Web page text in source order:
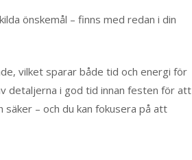
önskemål – finns med redan i din
vilket sparar både tid och energi för
detaljerna i god tid innan festen för att
– och du kan fokusera på att